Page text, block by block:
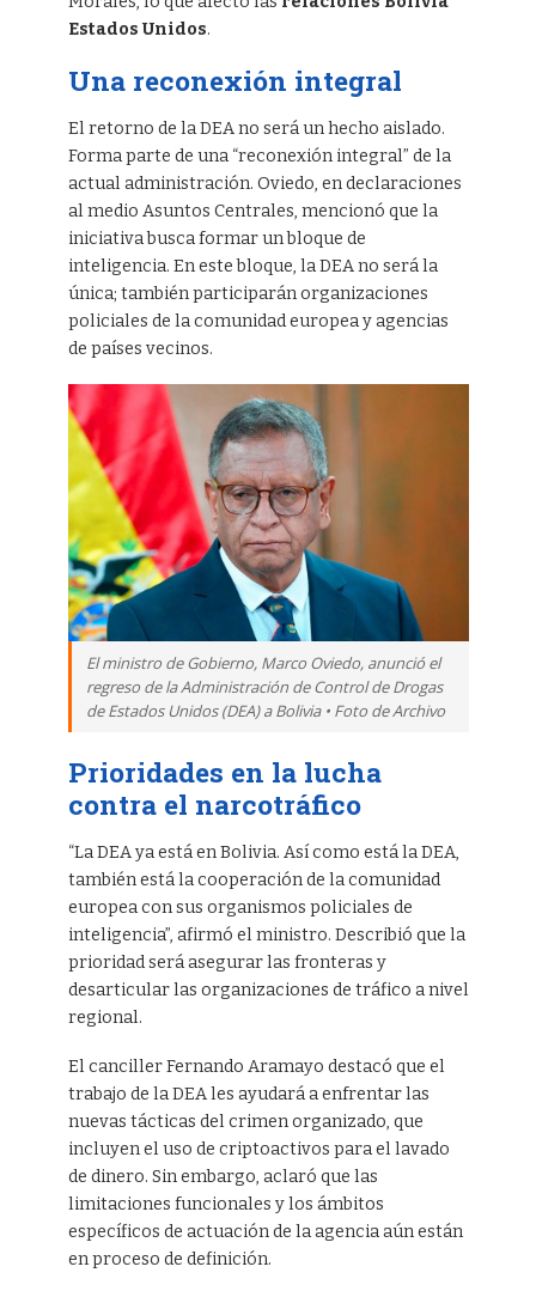
Estados Unidos.
Una reconexión integral
El retorno de la DEA no será un hecho aislado.
Forma parte de una “reconexión integral” de la
actual administración. Oviedo, en declaraciones
al medio Asuntos Centrales, mencionó que la
iniciativa busca formar un bloque de
inteligencia. En este bloque, la DEA no será la
única; también participarán organizaciones
policiales de la comunidad europea y agencias
de países vecinos.
El ministro de Gobierno, Marco Oviedo, anunció el
regreso de la Administración de Control de Drogas
de Estados Unidos (DEA) a Bolivia • Foto de Archivo
Prioridades en la lucha
contra el narcotráfico
“La DEA ya está en Bolivia. Así como está la DEA,
también está la cooperación de la comunidad
europea con sus organismos policiales de
inteligencia”, afirmó el ministro. Describió que la
prioridad será asegurar las fronteras y
desarticular las organizaciones de tráfico a nivel
regional.
El canciller Fernando Aramayo destacó que el
trabajo de la DEA les ayudará a enfrentar las
nuevas tácticas del crimen organizado, que
incluyen el uso de criptoactivos para el lavado
de dinero. Sin embargo, aclaró que las
limitaciones funcionales y los ámbitos
específicos de actuación de la agencia aún están
en proceso de definición.